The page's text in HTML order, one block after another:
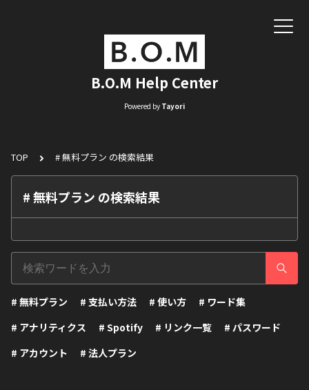
B.O.M Help Center
Powered by Tayori
TOP # 無料プラン の検索結果
# 無料プラン の検索結果
# 無料プラン # 支払い方法 # 使い方
# ワード集
# アナリティクス
# Spotify # リンク一覧
# パスワード
# アカウント
# 法人プラン